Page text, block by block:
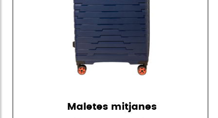
Maletes mitjanes